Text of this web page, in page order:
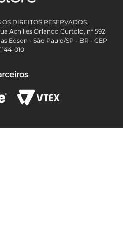
DIREITOS RESERVADOS.
Achilles Orlando Curtolo, nº 592
Edson - São Paulo/SP - BR - CEP
010